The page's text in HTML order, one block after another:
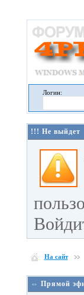
Логин:
!!! Не выйдет
На сайт
⇔ Прямой